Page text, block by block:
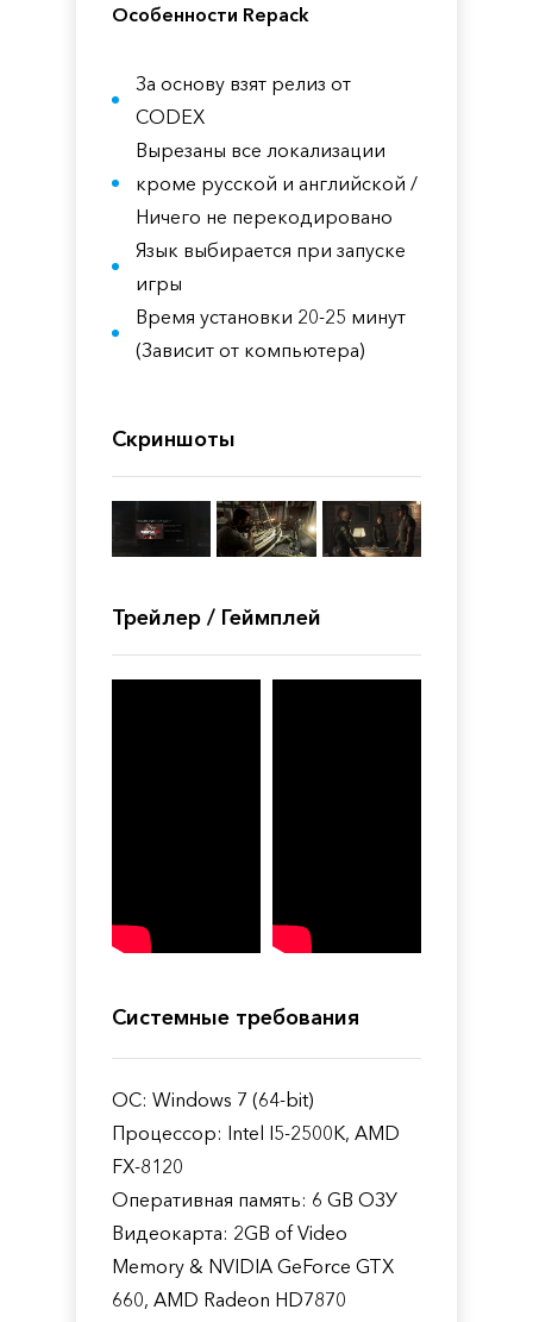
Особенности Repack
За основу взят релиз от
CODEX
Вырезаны все локализации
кроме русской и английской /
Ничего не перекодировано
Язык выбирается при запуске
игры
Время установки 20-25 минут
(Зависит от компьютера)
Скриншоты
Трейлер / Геймплей
Системные требования
ОС: Windows 7 (64-bit)
Процессор: Intel I5-2500K, AMD
FX-8120
Оперативная память: 6 GB ОЗУ
Видеокарта: 2GB of Video
Memory & NVIDIA GeForce GTX
660, AMD Radeon HD7870